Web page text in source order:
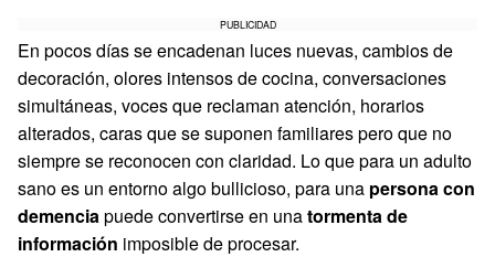
PUBLICIDAD
En pocos días se encadenan luces nuevas, cambios de
decoración, olores intensos de cocina, conversaciones
simultáneas, voces que reclaman atención, horarios
alterados, caras que se suponen familiares pero que no
siempre se reconocen con claridad. Lo que para un adulto
sano es un entorno algo bullicioso, para una persona con
demencia puede convertirse en unatormenta de
información imposible de procesar.